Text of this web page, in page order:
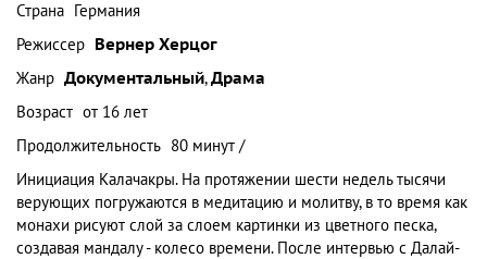
Страна Германия
Режиссер Вернер Херцог
Жанр Документальный,Драма
Возраст от 16 лет
Продолжительность 80 минут /
Инициация Калачакры. На протяжении шести недель тысячи
верующих погружаются в медитацию и молитву, в то время как
монахи рисуют слой за слоем картинки из цветного песка,
создавая мандалу - колесо времени. После интервью с Далай-